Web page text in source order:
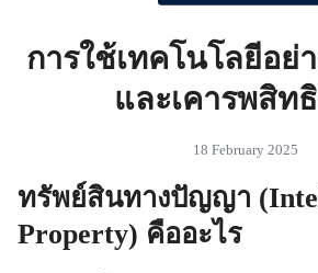
การใช้เทคโนโลยีอย่
และเคารพสิท
18 February 2025
ทรัพย์สินทางปัญญา (
Property) คืออะไร